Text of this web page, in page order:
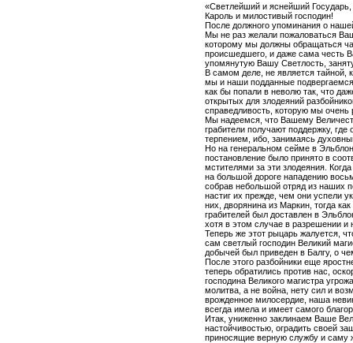
«Светлейший и яснейший Государь,
Кароль и милостивый господин!
После должного упоминания о
Мы не раз желали пожаловаться
которому мы должны обращаться
происшедшего, и даже сама честь
упомянутую Вашу Светлость,
В самом деле, не является тайной,
мы и наши подданные
как бы попали в неволю так, что
открытых для злодеяний
справедливость, которую мы очень
Мы надеемся, что Вашему
грабители получают поддержку,
терпением, ибо, занимаясь
Но на генеральном сейме в
постановление было принято в
мстителями за эти злодеяния.
на большой дороге нападению
собрав небольшой отряд из наших
настиг их прежде, чем они успели
них, дворянина из Маркин, тогда
грабителей был доставлен в
хотя в этом случае в разрешении и
Теперь же этот рыцарь жалуется,
сам светлый господин Великий
добычей был приведен в Балгу, о
После этого разбойники еще
теперь обратились против нас,
господина Великого магистра
молитва, а не война, нету сил и
врожденное милосердие, наша
всегда имела и имеет самого
Итак, униженно заклинаем Ваше
настойчивостью, оградить своей
приносящие верную службу и саму